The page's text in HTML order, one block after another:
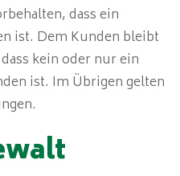
dass ein
ist. Dem Kunden bleibt
kein oder nur ein
ist. Im Übrigen gelten